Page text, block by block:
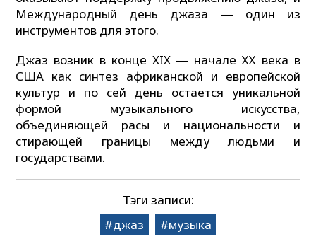
Международный день джаза — один из
инструментов для этого.
Джаз возник в конце XIX — начале ХХ века в
США как синтез африканской и европейской
культур и по сей день остается уникальной
формой музыкального искусства,
объединяющей расы и национальности и
стирающей границы между людьми и
государствами.
Тэги записи:
джаз
музыка